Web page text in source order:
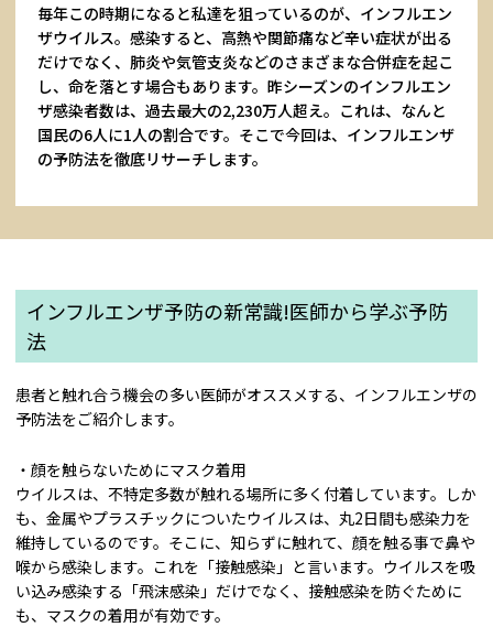
毎年この時期になると私達を狙っているのが、インフルエン
ザウイルス。感染すると、高熱や関節痛など辛い症状が出る
だけでなく、肺炎や気管支炎などのさまざまな合併症を起こ
し、命を落とす場合もあります。昨シーズンのインフルエン
ザ感染者数は、過去最大の2,230万人超え。これは、なんと
国民の6人に1人の割合です。そこで今回は、インフルエンザ
の予防法を徹底リサーチします。
インフルエンザ予防の新常識!医師から学ぶ予防
法
患者と触れ合う機会の多い医師がオススメする、インフルエンザの
予防法をご紹介します。
・顔を触らないためにマスク着用
ウイルスは、不特定多数が触れる場所に多く付着しています。しか
も、金属やプラスチックについたウイルスは、丸2日間も感染力を
維持しているのです。そこに、知らずに触れて、顔を触る事で鼻や
喉から感染します。これを「接触感染」と言います。ウイルスを吸
い込み感染する「飛沫感染」だけでなく、接触感染を防ぐために
も、マスクの着用が有効です。